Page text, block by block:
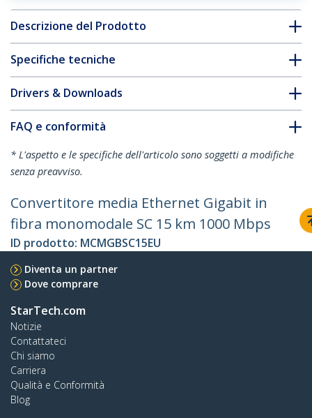
Descrizione del Prodotto
Specifiche tecniche
Drivers & Downloads
FAQ e conformità
* L'aspetto e le specifiche dell'articolo sono soggetti a modifiche
senza preavviso.
Convertitore media Ethernet Gigabit in
fibra monomodale SC 15 km 1000 Mbps
ID prodotto: MCMGBSC15EU
Diventa un partner
Dove comprare
StarTech.com
Notizie
Contattateci
Chi siamo
Carriera
Qualità e Conformità
Blog